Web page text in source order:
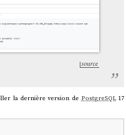
source
la dernière version de PostgreSQL17